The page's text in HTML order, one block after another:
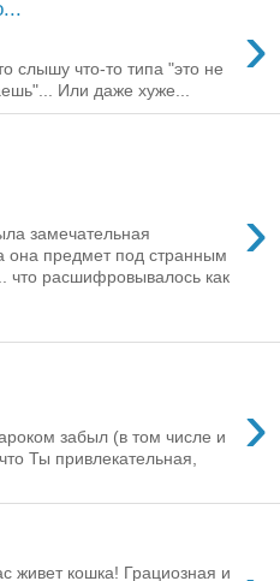
›
слышу что-то типа "это не
Или даже хуже...
›
замечательная
она предмет под странным
что расшифровывалось как
›
забыл (в том числе и
Ты привлекательная,
живет кошка! Грациозная и